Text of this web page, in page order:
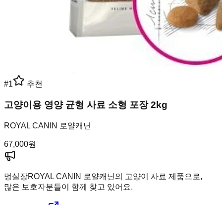
#1 추천
고양이용 영양 균형 사료 소형 포장 2kg
ROYAL CANIN 로얄캐닌
67,000원
멍실장ROYAL CANIN 로얄캐닌의 고양이 사료 제품으로,
많은 보호자분들이 함께 찾고 있어요.